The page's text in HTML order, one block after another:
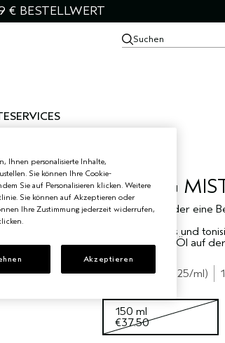
€ BESTELLWERT
Suchen
SERVICES
TONING
Sei der Erste, der eine
Ausgleichendes und
überschüssiges Öl auf
€37.50 €0.25/ml
150 ml
€37.50
Ihnen personalisierte Inhalte,
Sie können Ihre Cookie-
Sie auf Personalisieren klicken. Weitere
Sie können auf Akzeptieren oder
Ihre Zustimmung jederzeit widerrufen,
Akzeptieren